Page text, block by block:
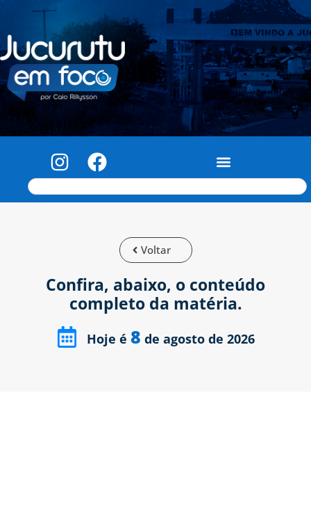
Voltar
Confira, abaixo, o conteúdo
completo da matéria.
Hoje é 8 de agosto de 2026